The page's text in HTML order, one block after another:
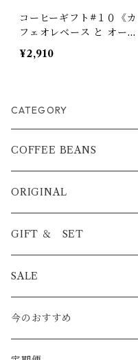
コーヒーギフト#１０《カ
フェオレベース と オーツ
ミルクのセット》
¥2,910
CATEGORY
COFFEE BEANS
BLEND
浅煎り
中煎り
STRAIGHT
浅煎り
中煎り
PREMIUM
酸味系
ORIGINAL
ICED COFFEE
COFFEE BAG
CAFE AU LAIT BASE
GIFT ＆ SET
COFFEE BAG
ICED COFFEE
SALE
今のおすすめ